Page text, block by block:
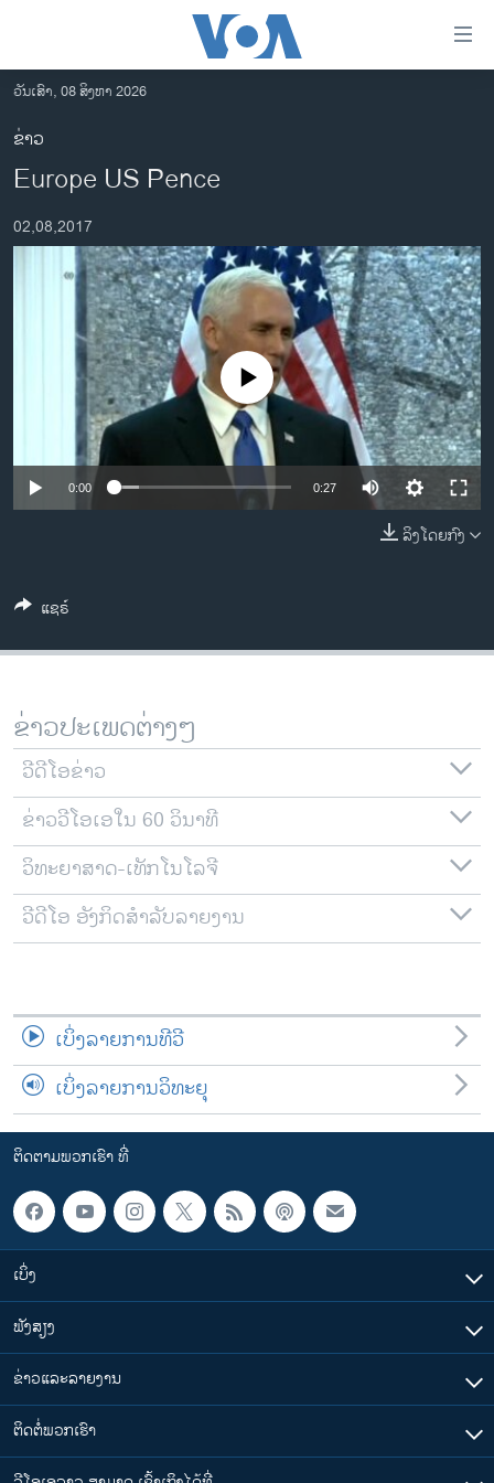
ເຂົ້າ
ຫາ
ຂ້າມ
ຂ້າມ
ໄປ
ອາເມຣິກາ
ການເລືອກຕັ້ງ ປະທານາທີບໍດີ ສະຫະລັດ 2024
ຂ່າວ​ຈີນ
ອິດສະຫຼະພາບດ້ານການຂ່າວ
ຊີວິດຊາວລາວ
ຊຸມຊົນຊາວລາວ
ວິທະຍາສາດ-ເທັກໂນໂລຈີ
ພາສາອັງກິດ
ລາຍການກະຈາຍສຽງ
ລາຍງານ
ຕິດຕາມພວກເຮົາ ທີ່
ພາສາຕ່າງໆ
ວັນເສົາ, 08 ສິງຫາ 2026
ຂ່າວ
Europe US Pence
02,08,2017
No media source currently available
0:00 0:27
ລິງໂດຍກົງ
ແຊຣ໌
ຂ່າວປະເພດຕ່າງໆ
ວີດີໂອຂ່າວ
ຂ່າວວີໂອເອໃນ 60 ວິນາທີ
ວິທະຍາສາດ-ເທັກໂນໂລຈີ
ວີດີໂອ ອັງກິດສຳລັບລາຍງານ
ເບິ່ງລາຍການທີວີ
ເບິ່ງລາຍການວິທະຍຸ
ຕິດຕາມພວກເຮົາ ທີ່
ເບິ່ງ
ຟັງສຽງ
ຂ່າວແລະລາຍງານ
ຕິດຕໍ່ພວກເຮົາ